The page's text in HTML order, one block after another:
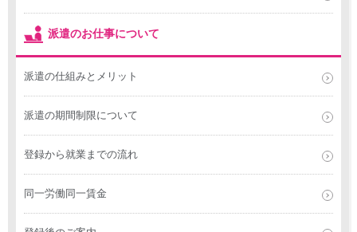
派遣のお仕事について
派遣の仕組みとメリット
派遣の期間制限について
登録から就業までの流れ
同一労働同一賃金